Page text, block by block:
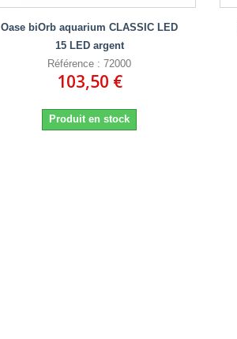
Oase biOrb aquarium CLASSIC LED
15 LED argent
Référence : 72000
103,50 €
Produit en stock